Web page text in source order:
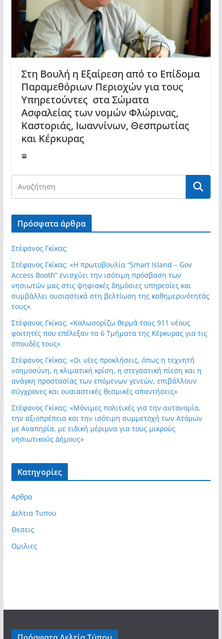
Στη Βουλή η Εξαίρεση από το Επίδομα
Παραμεθόριων Περιοχών για τους
Υπηρετούντες στα Σώματα
Ασφαλείας των νομών Φλώρινας,
Καστοριάς, Ιωαννίνων, Θεσπρωτίας
και Κέρκυρας
Πρόσφατα άρθρα
Στέφανος Γκίκας:
Στέφανος Γκίκας: «Η πρωτοβουλία “Smart Island – Gov
Access Booth” ενισχύει την ισότιμη πρόσβαση των
νησιωτών μας στις ψηφιακές δημόσιες υπηρεσίες και
συμβάλλει ουσιαστικά στη βελτίωση της καθημερινότητάς
τους»
Στέφανος Γκίκας: «Καλωσορίζω θερμά τους 911 νέους
φοιτητές που επέλεξαν τα 6 Τμήματα της Κέρκυρας για τις
σπουδές τους»
Στέφανος Γκίκας: «Οι νέες προκλήσεις, όπως η τεχνητή
νοημοσύνη, η κλιματική κρίση, η στεγαστική πίεση και η
ανάγκη προστασίας των επόμενων γενεών, επιβάλλουν
σύγχρονες και ουσιαστικές θεσμικές απαντήσεις»
Στέφανος Γκίκας: «Μόνιμες πολιτικές για την αυτονομία,
την αξιοπρέπεια και την ισότιμη συμμετοχή των Ατόμων
με Αναπηρία, με ειδική μέριμνα για τους μικρούς
νησιωτικούς Δήμους»
Kατηγορίες
Αρθρα
Δελτια Τυπου
Θεσεις
Ομιλιες